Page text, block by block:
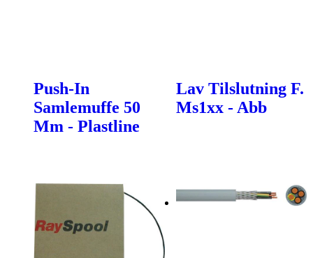
Push-In
Samlemuffe 50
Mm - Plastline
Lav Tilslutning F.
Ms1xx - Abb